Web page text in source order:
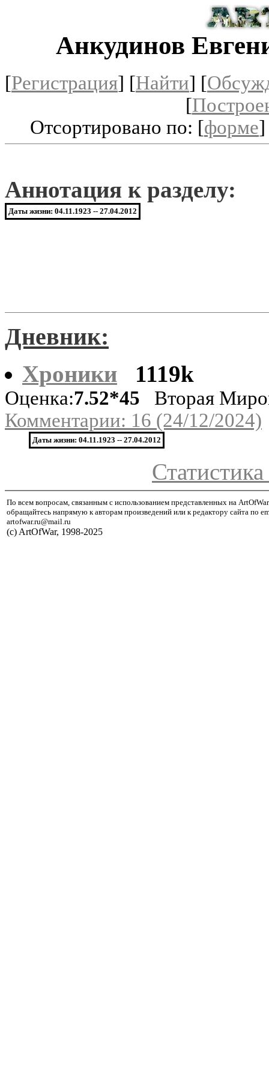
Анкудинов
[Регистрация] [Найти] [
[
Отсортировано по: [форме
Аннотация к разделу:
Даты жизни: 04.11.1923 -- 27.04.2012
Дневник:
Хроники 1119k
Оценка:7.52*45 Вторая
Комментарии: 16 (24/12/2024)
Даты жизни: 04.11.1923 -- 27.04.2012
Статистика
По всем вопросам, связанным с использованием представленных на
обращайтесь напрямую к авторам произведений или к редактору сайта по
artofwar.ru@mail.ru
(с) ArtOfWar, 1998-2025